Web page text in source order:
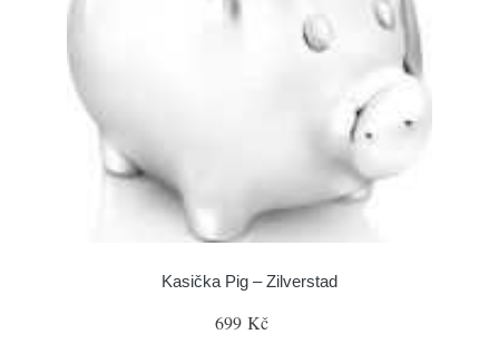
Kasička Pig – Zilverstad
699 Kč